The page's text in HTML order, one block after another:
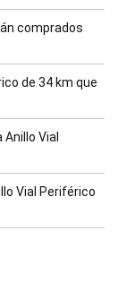
comprados
de 34 km que
Vial
Vial Periférico